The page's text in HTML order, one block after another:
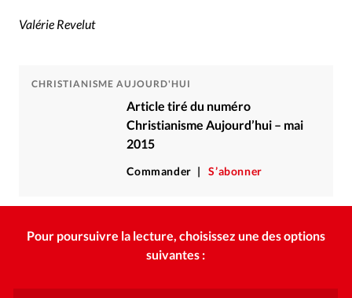
Valérie Revelut
CHRISTIANISME AUJOURD'HUI
Article tiré du numéro
Christianisme Aujourd’hui – mai
2015
Commander S’abonner
Pour poursuivre la lecture, choisissez une des options
suivantes :